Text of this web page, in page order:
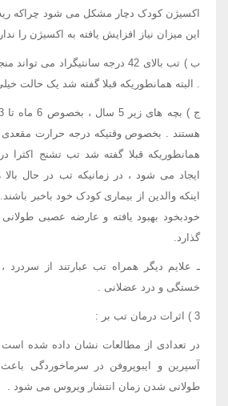
اکسیژن کودک دچار مشکل می شود چراکه ریه
این میزان نیاز افزایش یافته به اکسیژن را
ب ) تب بالای 42 درجه سانتیگراد
. البته همانطوریکه قبلا گفته شد یک حالت
همانطوریکه قبلا گفته شد تب تشنج اکثرا
ایجاد می شود ، در زمانیکه تب در حال
اینکه والدین از بیماری کودک خود باخبر
خودبخود بهبود یافته و عارضه عصبی
گذارد.
ـ علایم دیگر همراه تب عبارتند از
خستگی و درد عضلانی .
3 ) اثرات درمان تب بر :
در تعدادی از مطالعات نشان داده شده است
آسپرین و ایبوپروفن در سرماخوردگی
طولانی شدن زمان انتشار ویروس می شود .